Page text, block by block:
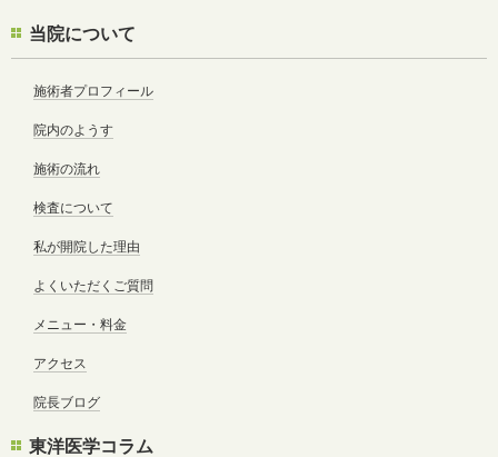
当院について
施術者プロフィール
院内のようす
施術の流れ
検査について
私が開院した理由
よくいただくご質問
メニュー・料金
アクセス
院長ブログ
東洋医学コラム